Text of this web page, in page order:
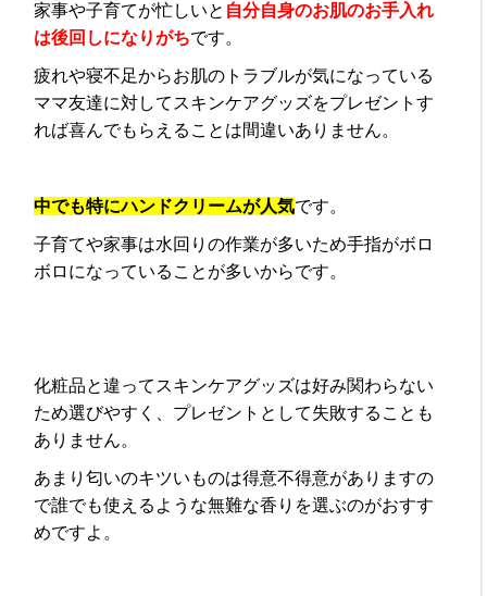
家事や子育てが忙しいと 自分自身のお肌のお手入れ
は後回しになりがちです。
疲れや寝不足からお肌のトラブルが気になっている
ママ友達に対してスキンケアグッズをプレゼントす
れば喜んでもらえることは間違いありません。
中でも特にハンドクリームが人気です。
子育てや家事は水回りの作業が多いため手指がボロ
ボロになっていることが多いからです。
化粧品と違ってスキンケアグッズは好み関わらない
ため選びやすく、プレゼントとして失敗することも
ありません。
あまり匂いのキツいものは得意不得意がありますの
で誰でも使えるような無難な香りを選ぶのがおすす
めですよ。